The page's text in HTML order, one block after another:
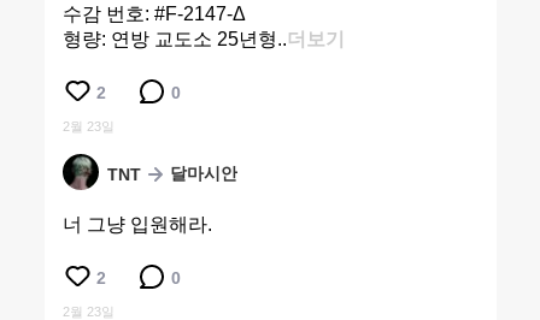
수감 번호: #F-2147-Δ
형량: 연방 교도소 25년형..더보기
2 0
2월 23일
TNT 달마시안
너 그냥 입원해라.
2 0
2월 23일